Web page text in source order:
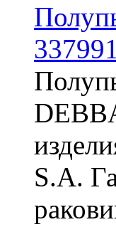
S.A.